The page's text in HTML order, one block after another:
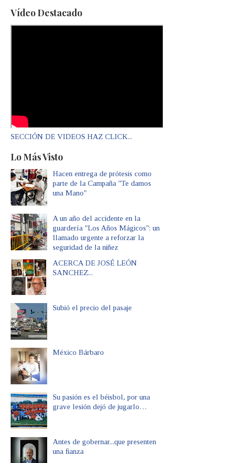
Vídeo Destacado
SECCIÓN DE VIDEOS HAZ CLICK...
Lo Más Visto
Hacen entrega de prótesis como
parte de la Campaña "Te damos
una Mano"
A un año del accidente en la
guardería "Los Años Mágicos": un
llamado urgente a reforzar la
seguridad de la niñez
ACERCA DE JOSÉ LEÓN
SANCHEZ...
Subió el precio del pasaje
México Bárbaro
Su pasión es el béisbol, por una
grave lesión dejó de jugarlo…
Antes de gobernar...que presenten
una fianza